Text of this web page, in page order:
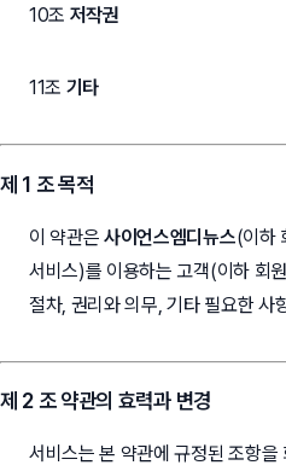
10조 저작권
11조 기타
제 1 조 목적
이 약관은사이언스엠디뉴스(이하
서비스)를 이용하는 고객(이하 회
절차, 권리와 의무, 기타 필요한 사
제 2 조 약관의 효력과 변경
서비스는 본 약관에 규정된 조항을